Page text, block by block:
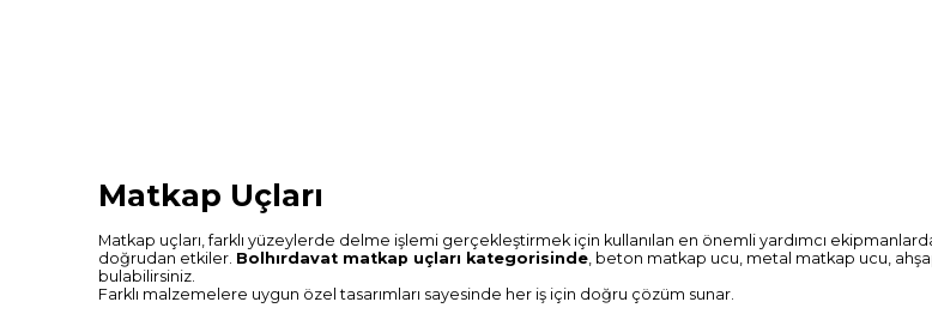
Matkap Uçları
Matkap uçları, farklı yüzeylerde delme işlemi gerçekleştirmek için kullanılan en önemli yardımcı
doğrudan etkiler. Bolhırdavat matkap uçları kategorisinde, beton matkap ucu, metal matkap ucu,
bulabilirsiniz.
Farklı malzemelere uygun özel tasarımları sayesinde her iş için doğru çözüm sunar.